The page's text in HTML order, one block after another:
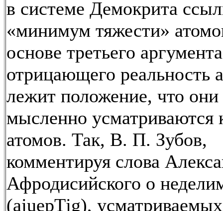
в системе Демокрита
«минимум тяжести»
основе третьего
отрицающего реальность
лежит положение, что
мысленно усматриваются
атомов. Так, В. П. Зубов,
комментируя слова
Афродисийского о
(ajuepTjg), усматриваемых